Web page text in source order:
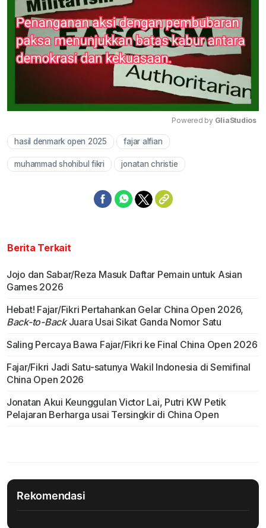
Powered by GliaStudios
hasil denmark open 2025 fajar alfian
muhammad shohibul fikri jonatan christie
Berita Terkait
Jojo dan Sabar/Reza Masuk Daftar Pemain untuk Asian
Games 2026
Hebat! Fajar/Fikri Pertahankan Gelar China Open 2026,
Back-to-BackJuara Usai Sikat Ganda Nomor Satu
Saling Percaya Bawa Fajar/Fikri ke Final China Open 2026
Fajar/Fikri Jadi Satu-satunya Wakil Indonesia di Semifinal
China Open 2026
Jonatan Akui Keunggulan Victor Lai, Putri KW Petik
Pelajaran Berharga usai Tersingkir di China Open
Rekomendasi